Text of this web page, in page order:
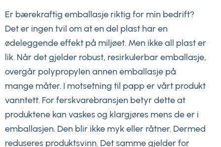
Er bærekraftig emballasje riktig for min bedrift?
Det er ingen tvil om at en del plast har en
ødeleggende effekt på miljøet. Men ikke all plast er
lik. Når det gjelder robust, resirkulerbar emballasje,
overgår polypropylen annen emballasje på
mange måter. I motsetning til papp er vårt produkt
vanntett. For ferskvarebransjen betyr dette at
produktene kan vaskes og klargjøres mens de er i
emballasjen. Den blir ikke myk eller råtner. Dermed
reduseres produktsvinn. Det samme gjelder for